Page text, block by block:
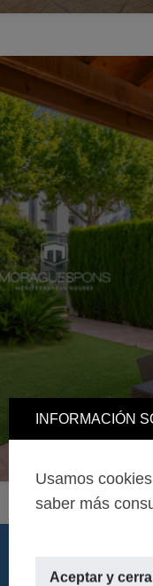
INFORMACIÓN
Usamos
saber más
Aceptar y